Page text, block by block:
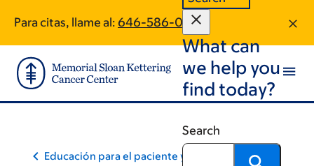
main
content
footer
Para citas, llame al: 646-586-0457
What can
we help you
find today?
Search
Educación para el paciente y la comunidad